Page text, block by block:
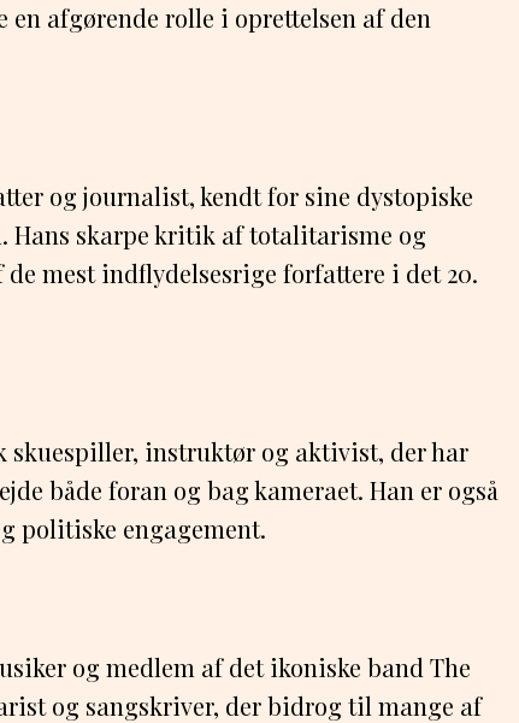
afgørende rolle i oprettelsen af den
og journalist, kendt for sine dystopiske
Hans skarpe kritik af totalitarisme og
mest indflydelsesrige forfattere i det 20.
skuespiller, instruktør og aktivist, der har
både foran og bag kameraet. Han er også
politiske engagement.
og medlem af det ikoniske band The
og sangskriver, der bidrog til mange af